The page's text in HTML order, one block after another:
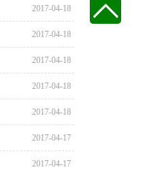
2017-04-18
2017-04-18
2017-04-18
2017-04-18
2017-04-18
2017-04-17
2017-04-17